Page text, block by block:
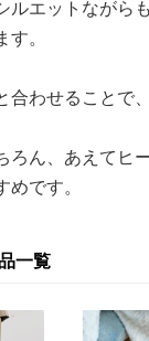
ルエットながら
。
合わせることで
ろん、あえてヒ
です。
一覧